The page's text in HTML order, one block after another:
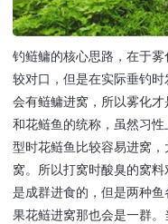
钓鲢鳙的核心思路，在于
较对口，但是在实际垂钓
会有鲢鳙进窝，所以雾化
和花鲢鱼的统称，虽然习
型时花鲢鱼比较容易进窝
窝。所以打窝时酸臭的窝
是成群进食的，但是两种
果花鲢进窝那也会是一群